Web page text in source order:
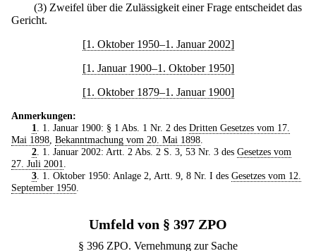
(3) Zweifel über die Zulässigkeit einer Frage entscheidet das
Gericht.
[1. Oktober 1950–1. Januar 2002]
[1. Januar 1900–1. Oktober 1950]
[1. Oktober 1879–1. Januar 1900]
Anmerkungen:
1
. 1. Januar 1900: § 1 Abs. 1 Nr. 2 des Dritten Gesetzes vom 17.
Mai 1898 Bekanntmachung vom 20. Mai 1898
2. 1. Januar 2002: Artt. 2 Abs. 2 S. 3, 53 Nr. 3 des Gesetzes vom
27. Juli 2001
3. 1. Oktober 1950: Anlage 2, Artt. 9, 8 Nr. I des Gesetzes vom 12.
September 1950
Umfeld von § 397 ZPO
§ 396 ZPO. Vernehmung zur Sache